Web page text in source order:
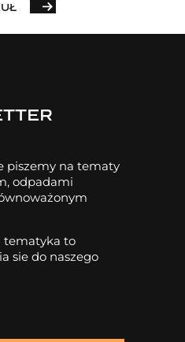
piszemy na tematy
odpadami
tematyka to
sie do naszego